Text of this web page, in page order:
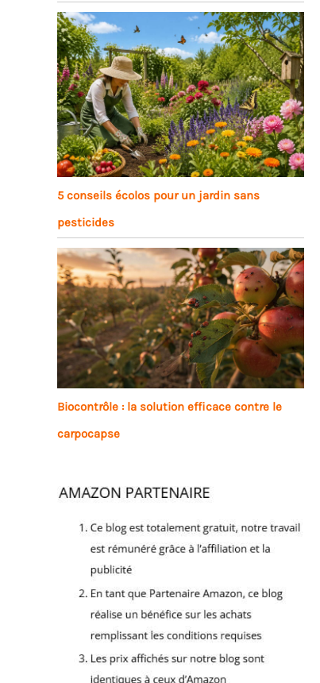
5 conseils écolos pour un jardin sans
pesticides
Biocontrôle : la solution efficace contre le
carpocapse